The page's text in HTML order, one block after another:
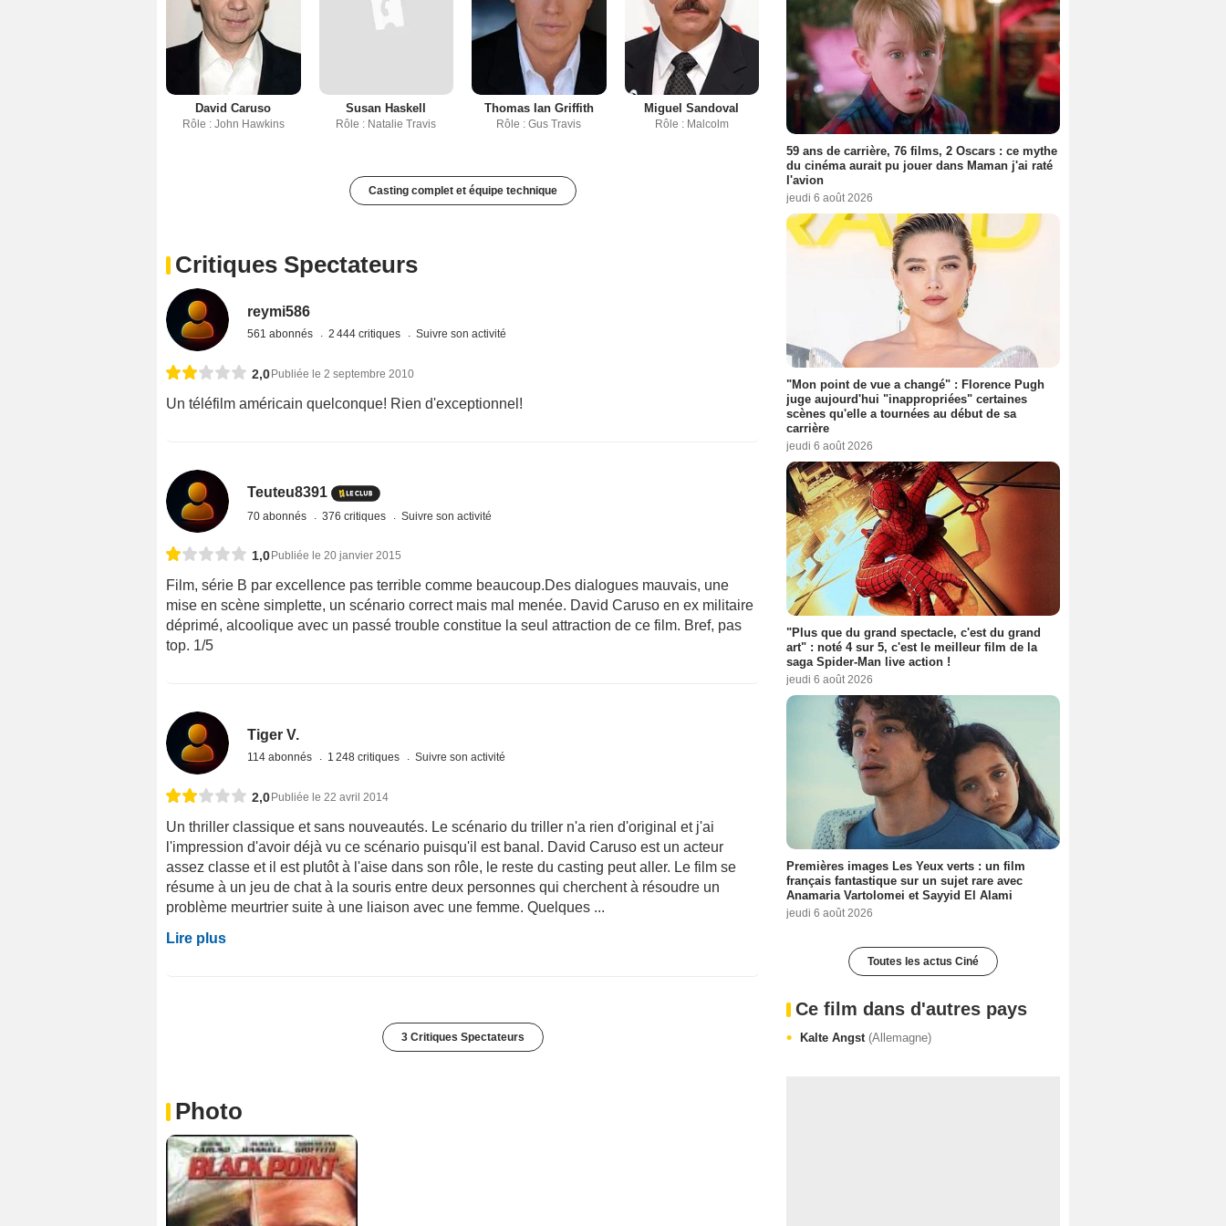
David Caruso
Rôle : John Hawkins
Susan Haskell
Rôle : Natalie Travis
Thomas Ian Griffith
Rôle : Gus Travis
Miguel Sandoval
Rôle : Malcolm
Casting complet et équipe technique
Critiques Spectateurs
reymi586
561 abonnés 2 444 critiques Suivre son activité
2,0 Publiée le 2 septembre 2010
Un téléfilm américain quelconque! Rien d'exceptionnel!
Teuteu8391
70 abonnés 376 critiques Suivre son activité
1,0 Publiée le 20 janvier 2015
Film, série B par excellence pas terrible comme beaucoup.Des dialogues mauvais, une
mise en scène simplette, un scénario correct mais mal menée. David Caruso en ex militaire
déprimé, alcoolique avec un passé trouble constitue la seul attraction de ce film. Bref, pas
top. 1/5
Tiger V.
114 abonnés 1 248 critiques Suivre son activité
2,0 Publiée le 22 avril 2014
Un thriller classique et sans nouveautés. Le scénario du triller n'a rien d'original et j'ai
l'impression d'avoir déjà vu ce scénario puisqu'il est banal. David Caruso est un acteur
assez classe et il est plutôt à l'aise dans son rôle, le reste du casting peut aller. Le film se
résume à un jeu de chat à la souris entre deux personnes qui cherchent à résoudre un
problème meurtrier suite à une liaison avec une femme. Quelques ...
Lire plus
3 Critiques Spectateurs
Photo
59 ans de carrière, 76 films, 2 Oscars : ce mythe
du cinéma aurait pu jouer dans Maman j'ai raté
l'avion
jeudi 6 août 2026
"Mon point de vue a changé" : Florence Pugh
juge aujourd'hui "inappropriées" certaines
scènes qu'elle a tournées au début de sa
carrière
jeudi 6 août 2026
"Plus que du grand spectacle, c'est du grand
art" : noté 4 sur 5, c'est le meilleur film de la
saga Spider-Man live action !
jeudi 6 août 2026
Premières images Les Yeux verts : un film
français fantastique sur un sujet rare avec
Anamaria Vartolomei et Sayyid El Alami
jeudi 6 août 2026
Toutes les actus Ciné
Ce film dans d'autres pays
Kalte Angst (Allemagne)